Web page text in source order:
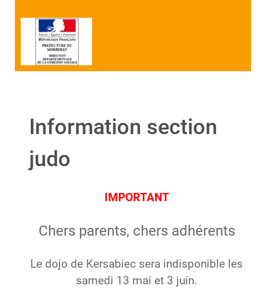
Information section
judo
IMPORTANT
Chers parents, chers adhérents
Le dojo de Kersabiec sera indisponible les
samedi 13 mai et 3 juin.